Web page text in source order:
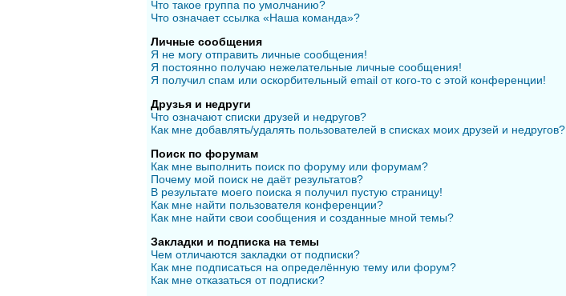
Что такое группа по умолчанию?
Что означает ссылка «Наша команда»?
Личные сообщения
Я не могу отправить личные сообщения!
Я постоянно получаю нежелательные личные сообщения!
Я получил спам или оскорбительный email от кого-то с этой конференции!
Друзья и недруги
Что означают списки друзей и недругов?
Как мне добавлять/удалять пользователей в списках моих друзей и недругов?
Поиск по форумам
Как мне выполнить поиск по форуму или форумам?
Почему мой поиск не даёт результатов?
В результате моего поиска я получил пустую страницу!
Как мне найти пользователя конференции?
Как мне найти свои сообщения и созданные мной темы?
Закладки и подписка на темы
Чем отличаются закладки от подписки?
Как мне подписаться на определённую тему или форум?
Как мне отказаться от подписки?